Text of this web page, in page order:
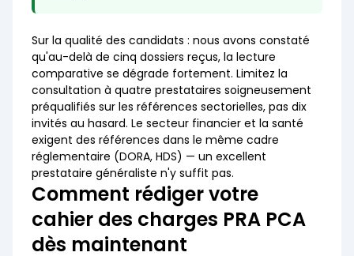
Sur la qualité des candidats : nous avons constaté
qu'au-delà de cinq dossiers reçus, la lecture
comparative se dégrade fortement. Limitez la
consultation à quatre prestataires soigneusement
préqualifiés sur les références sectorielles, pas dix
invités au hasard. Le secteur financier et la santé
exigent des références dans le même cadre
réglementaire (DORA, HDS) — un excellent
prestataire généraliste n'y suffit pas.
Comment rédiger votre
cahier des charges PRA PCA
dès maintenant